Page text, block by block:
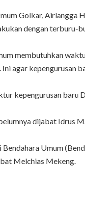
Golkar,
dengan terburu-
membutuhkan
agar kepengurusan
kepengurusan baru
dijabat Idrus
Umum
Melchias Mekeng.